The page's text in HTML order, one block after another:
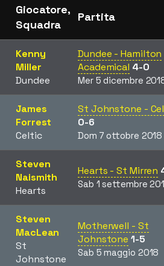
Giocatore,
Squadra
Partita
Kenny
Miller
Dundee
Dundee - Hamilton
Academical 4-0
Mer 5 dicembre
James
Forrest
Celtic
St Johnstone -
0-6
Dom 7 ottobre 2018
Steven
Naismith
Hearts
Hearts - St Mirren
Sab 1 settembre
Steven
MacLean
St
Johnstone
Motherwell - St
Johnstone 1-5
Sab 5 maggio 2018